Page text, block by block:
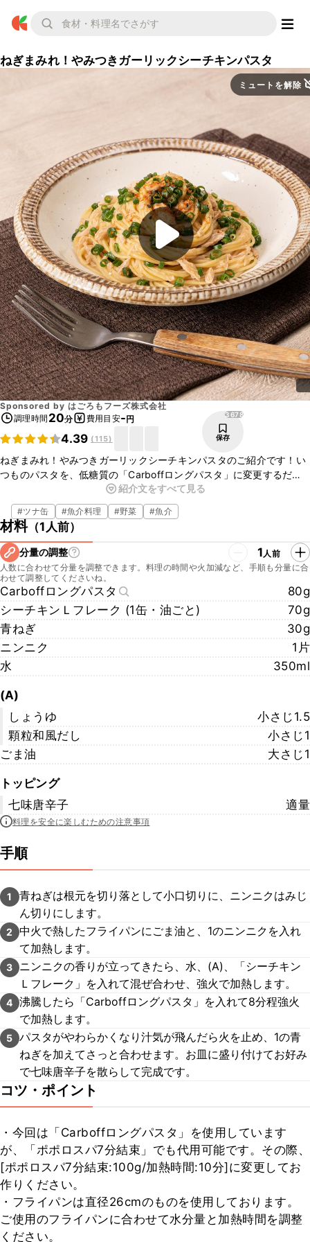
ねぎまみれ！やみつきガーリックシーチキンパスタ
ミュートを解除
Sponsored by はごろもフーズ株式会社
調理時間 20分 費用目安-円
4.39 (115)
3678
保存
ねぎまみれ！やみつきガーリックシーチキンパスタのご紹介です！い
つものパスタを、低糖質の「Carboffロングパスタ」に変更するだけ
で、糖質を抑えることができます。シーチキンの旨みとニンニクの香
り、ねぎの食感がやみつきになりますよ！ワンパンで作れる簡単レシ
ピですので、ぜひ作ってみてくださいね。
※「Carboff」「ポポロスパ」「シーチキン」は、はごろもフーズ株式
会社の登録商標です。
紹介文をすべて見る
#ツナ缶 #魚介料理 #野菜 #魚介
材料（1人前）
分量の調整 1人前
人数に合わせて分量を調整できます。料理の時間や火加減など、手順も分量に合
わせて調整してくださいね。
Carboffロングパスタ
80g
シーチキンＬフレーク (1缶・油ごと)
70g
青ねぎ
30g
ニンニク
1片
水
350ml
(A)
しょうゆ
小さじ1.5
顆粒和風だし
小さじ1
ごま油
大さじ1
トッピング
七味唐辛子
適量
料理を安全に楽しむための注意事項
手順
1
青ねぎは根元を切り落として小口切りに、ニンニクはみじ
ん切りにします。
2
中火で熱したフライパンにごま油と、1のニンニクを入れ
て加熱します。
3
ニンニクの香りが立ってきたら、水、(A)、「シーチキン
Ｌフレーク」を入れて混ぜ合わせ、強火で加熱します。
4 沸騰したら「Carboffロングパスタ」を入れて8分程強火
で加熱します。
5 パスタがやわらかくなり汁気が飛んだら火を止め、1の青
ねぎを加えてさっと合わせます。お皿に盛り付けてお好み
で七味唐辛子を散らして完成です。
コツ・ポイント
・今回は「Carboffロングパスタ」を使用しています
が、「ポポロスパ7分結束」でも代用可能です。その際、
[ポポロスパ7分結束:100g/加熱時間:10分]に変更してお
作りください。
・フライパンは直径26cmのものを使用しております。
ご使用のフライパンに合わせて水分量と加熱時間を調整
ください。